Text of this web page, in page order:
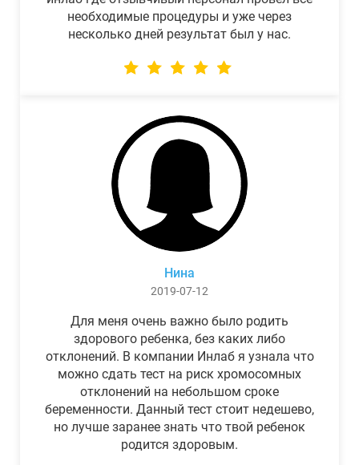
необходимые процедуры и уже через
несколько дней результат был у нас.
Нина
2019-07-12
Для меня очень важно было родить
здорового ребенка, без каких либо
отклонений. В компании Инлаб я узнала что
можно сдать тест на риск хромосомных
отклонений на небольшом сроке
беременности. Данный тест стоит недешево,
но лучше заранее знать что твой ребенок
родится здоровым.